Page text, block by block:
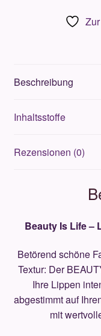
Beschreibung
Inhaltsstoffe
Rezensionen (0)
Beauty Is Life –
Betörend schöne
Textur: Der
Ihre Lippen
abgestimmt auf
mit